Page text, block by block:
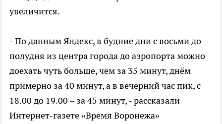
увеличится.
- По данным Яндекс, в будние дни с восьми до
полудня из центра города до аэропорта можно
доехать чуть больше, чем за 35 минут, днём
примерно за 40 минут, а в вечерний час пик, с
18.00 до 19.00 – за 45 минут, - рассказали
Интернет-газете «Время Воронежа»